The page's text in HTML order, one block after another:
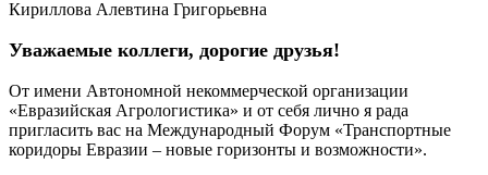
Уважаемые коллеги, дорогие друзья!
От имени Автономной некоммерческой организации
«Евразийская Агрологистика» и от себя лично я рада
пригласить вас на Международный Форум «Транспортные
коридоры Евразии – новые горизонты и возможности».